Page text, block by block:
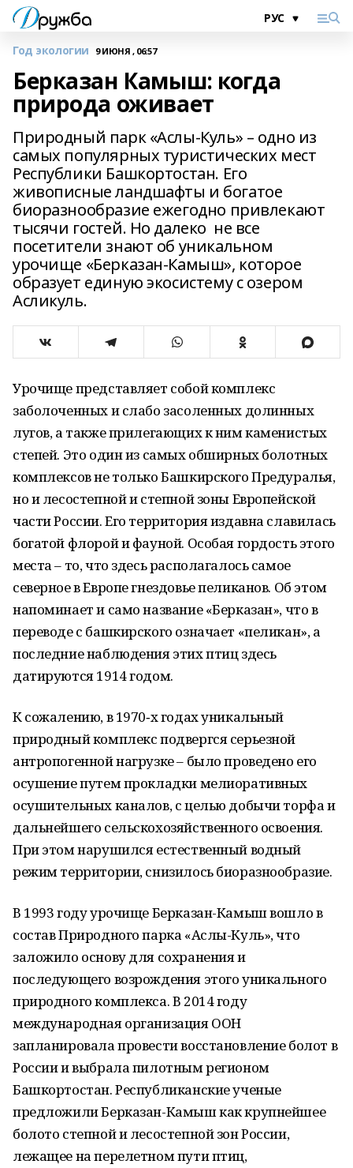
Год экологии 9 ИЮНЯ , 06:57
Берказан Камыш: когда
природа оживает
Природный парк «Аслы‑Куль» – одно из
самых популярных туристических мест
Республики Башкортостан. Его
живописные ландшафты и богатое
биоразнообразие ежегодно привлекают
тысячи гостей. Но далеко не все
посетители знают об уникальном
урочище «Берказан‑Камыш», которое
образует единую экосистему с озером
Асликуль.
Урочище представляет собой комплекс
заболоченных и слабо засоленных долинных
лугов, а также прилегающих к ним каменистых
степей. Это один из самых обширных болотных
комплексов не только Башкирского Предуралья,
но и лесостепной и степной зоны Европейской
части России. Его территория издавна славилась
богатой флорой и фауной. Особая гордость этого
места – то, что здесь располагалось самое
северное в Европе гнездовье пеликанов. Об этом
напоминает и само название «Берказан», что в
переводе с башкирского означает «пеликан», а
последние наблюдения этих птиц здесь
датируются 1914 годом.
К сожалению, в 1970‑х годах уникальный
природный комплекс подвергся серьезной
антропогенной нагрузке – было проведено его
осушение путем прокладки мелиоративных
осушительных каналов, с целью добычи торфа и
дальнейшего сельскохозяйственного освоения.
При этом нарушился естественный водный
режим территории, снизилось биоразнообразие.
В 1993 году урочище Берказан-Камыш вошло в
состав Природного парка «Аслы-Куль», что
заложило основу для сохранения и
последующего возрождения этого уникального
природного комплекса. В 2014 году
международная организация ООН
запланировала провести восстановление болот в
России и выбрала пилотным регионом
Башкортостан. Республиканские ученые
предложили Берказан-Камыш как крупнейшее
болото степной и лесостепной зон России,
лежащее на перелетном пути птиц,